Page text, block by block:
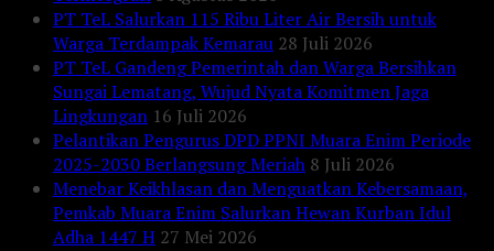
PT TeL Salurkan 115 Ribu Liter Air Bersih untuk
Warga Terdampak Kemarau 28 Juli 2026
PT TeL Gandeng Pemerintah dan Warga Bersihkan
Sungai Lematang, Wujud Nyata Komitmen Jaga
Lingkungan 16 Juli 2026
Pelantikan Pengurus DPD PPNI Muara Enim Periode
2025-2030 Berlangsung Meriah 8 Juli 2026
Menebar Keikhlasan dan Menguatkan Kebersamaan,
Pemkab Muara Enim Salurkan Hewan Kurban Idul
Adha 1447 H 27 Mei 2026